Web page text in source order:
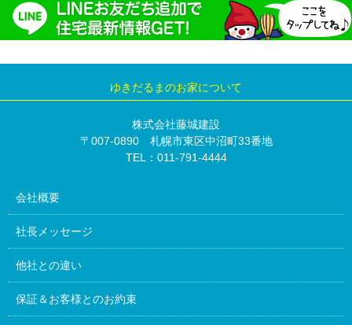
ゆきだるまのお家について
株式会社藤城建設
〒007-0890 札幌市東区中沼町33番地
TEL：011-791-4444
会社概要
社長メッセージ
他社との違い
保証＆お客様とのお約束